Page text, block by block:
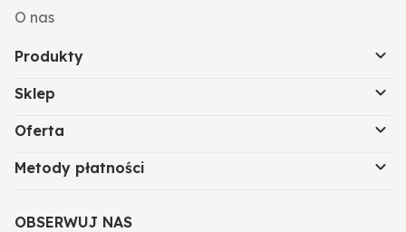
O nas
Produkty
Sklep
Oferta
Metody płatności
OBSERWUJ NAS